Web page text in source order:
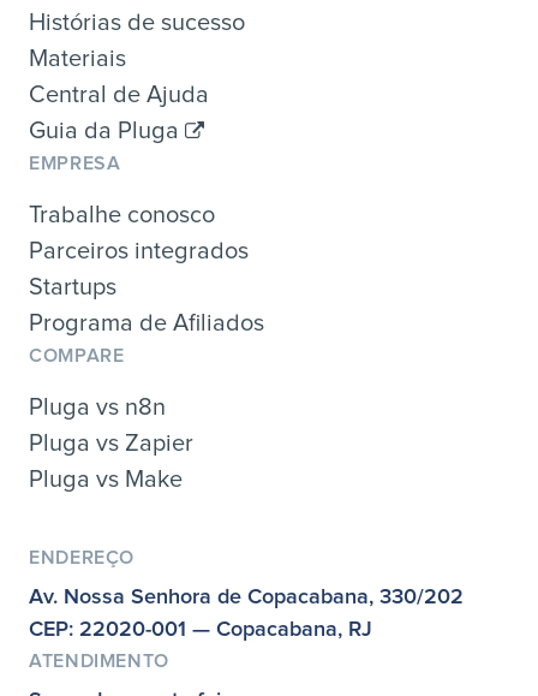
Histórias de sucesso
Materiais
Central de Ajuda
Guia da Pluga
EMPRESA
Trabalhe conosco
Parceiros integrados
Startups
Programa de Afiliados
COMPARE
Pluga vs n8n
Pluga vs Zapier
Pluga vs Make
ENDEREÇO
Av. Nossa Senhora de Copacabana, 330/202
CEP: 22020-001 — Copacabana, RJ
ATENDIMENTO